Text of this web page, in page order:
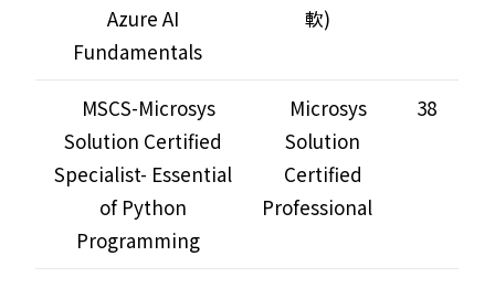
Azure AI
Fundamentals
軟)
MSCS-Microsys
Solution Certified
Specialist- Essential
of Python
Programming
Microsys
Solution
Certified
Professional
38